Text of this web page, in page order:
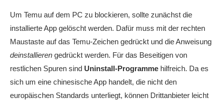
Um Temu auf dem PC zu blockieren, sollte zunächst die
installierte App gelöscht werden. Dafür muss mit der rechten
Maustaste auf das Temu-Zeichen gedrückt und die Anweisung
deinstallieren gedrückt werden. Für das Beseitigen von
restlichen Spuren sind Uninstall-Programme hilfreich. Da es
sich um eine chinesische App handelt, die nicht den
europäischen Standards unterliegt, können Drittanbieter leicht